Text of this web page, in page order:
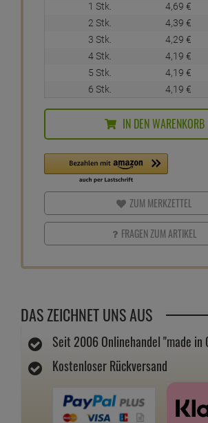
1 Stk. 4,69 €
2 Stk.
4,39 €
3 Stk.
4,29 €
4 Stk.
4,19 €
5 Stk.
4,19 €
6 Stk.
4,19 €
IN DEN WARENKORB
ZUM MERKZETTEL
FRAGEN ZUM ARTIKEL
DAS ZEICHNET UNS AUS
Seit 2006 Onlinehandel "made in
Kostenloser Rückversand